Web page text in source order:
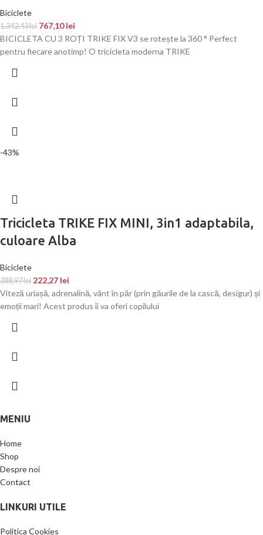
Biciclete
1.342,43lei 767,10lei
BICICLETA CU 3 ROȚI TRIKE FIX V3 se rotește la 360 ° Perfect
pentru fiecare anotimp! O tricicleta moderna TRIKE
-43%
Tricicleta TRIKE FIX MINI, 3in1 adaptabila,
culoare Alba
Biciclete
388,97lei 222,27 lei
Viteză uriașă, adrenalină, vânt în păr (prin găurile de la cască, desigur) și
emoții mari! Acest produs îi va oferi copilului
MENIU
Home
Shop
Despre noi
Contact
LINKURI UTILE
Politica Cookies